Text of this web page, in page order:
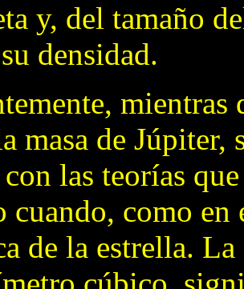
y, del tamaño
densidad.
mientras
masa de
con las teorías
cuando, como en
de la estrella.